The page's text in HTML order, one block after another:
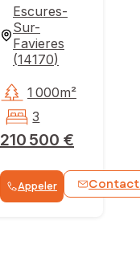
WhatsApp
Escures-
Sur-
Favieres
(14170)
210 500 €
1 000m²
3
Appeler